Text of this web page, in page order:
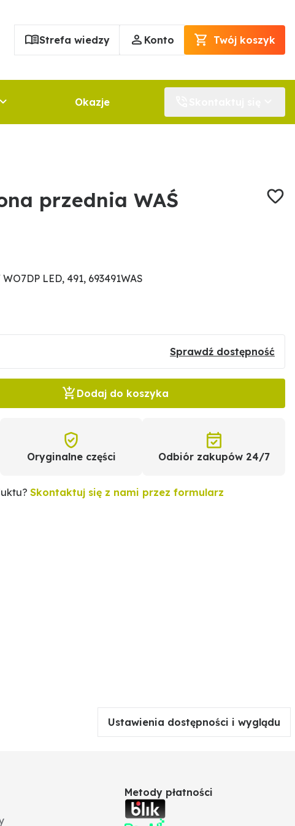
Strefa wiedzy Konto Twój koszyk
Okazje
przednia WAŚ
LED, 491, 693491WAS
Sprawdź dostępność
Dodaj do koszyka
Oryginalne części Odbiór zakupów 24/7
Skontaktuj się z nami przez formularz
Ustawienia dostępności i wyglądu
Metody płatności